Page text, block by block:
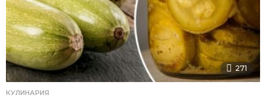
271
КУЛИНАРИЯ